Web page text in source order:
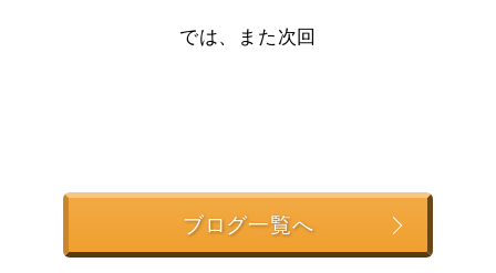
では、また次回
ブログ一覧へ